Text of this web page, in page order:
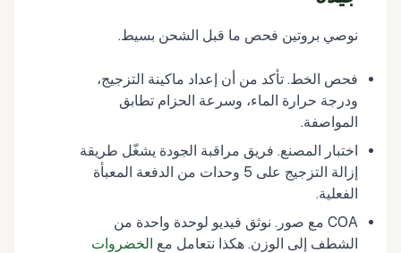
نوصي بروتين فحص ما قبل الشحن بسيط.
فحص الخط. تأكد من أن إعداد ماكينة التزجيج،
ودرجة حرارة الماء، وسرعة الحزام تطابق
المواصفة.
اختبار المصنع. فريق مراقبة الجودة يشغّل طريقة
إزالة التزجيج على 5 وحدات من الدفعة المعبأة
الفعلية.
COA مع صور. نوثق فيديو لوحدة واحدة من
الشطف إلى الوزن. هكذا نتعامل مع الخضروات